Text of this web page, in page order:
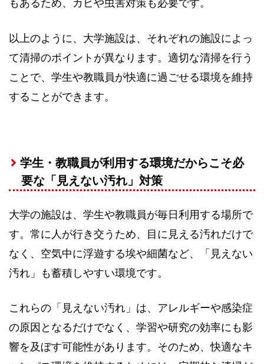
もあるため、カビや虫害対策も必要です。
以上のように、大学施設は、それぞれの施設によっ
て清掃のポイントが異なります。適切な清掃を行う
ことで、学生や教職員が快適に過ごせる環境を維持
することができます。
学生・教職員が利用する環境だからこそ必
要な「見えない汚れ」対策
大学の施設は、学生や教職員が毎日利用する場所で
す。常に人が行き交うため、目に見える汚れだけで
なく、空気中に浮遊する埃や細菌など、「見えない
汚れ」も蓄積しやすい環境です。
これらの「見えない汚れ」は、アレルギーや感染症
の原因となるだけでなく、学習や研究の効率にも影
響を及ぼす可能性があります。そのため、快適なキ